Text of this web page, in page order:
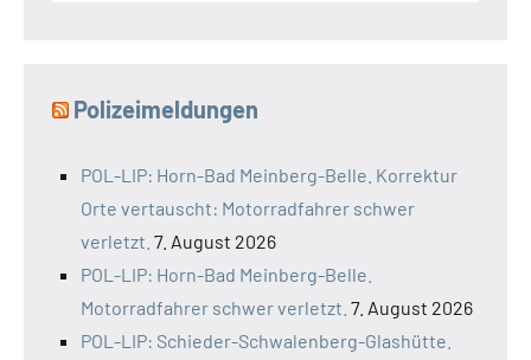
Polizeimeldungen
POL-LIP: Horn-Bad Meinberg-Belle. Korrektur
Orte vertauscht: Motorradfahrer schwer
verletzt. 7. August 2026
POL-LIP: Horn-Bad Meinberg-Belle.
Motorradfahrer schwer verletzt. 7. August 2026
POL-LIP: Schieder-Schwalenberg-Glashütte.